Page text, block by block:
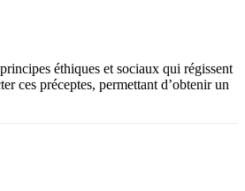
éthiques et sociaux qui régissent
ces préceptes, permettant d’obtenir un